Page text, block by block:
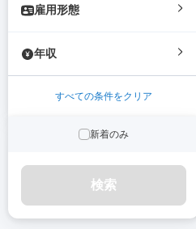
雇用形態
年収
すべての条件をクリア
新着のみ
検索